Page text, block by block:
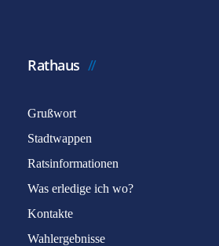
Rathaus
Grußwort
Stadtwappen
Ratsinformationen
Was erledige ich wo?
Kontakte
Wahlergebnisse